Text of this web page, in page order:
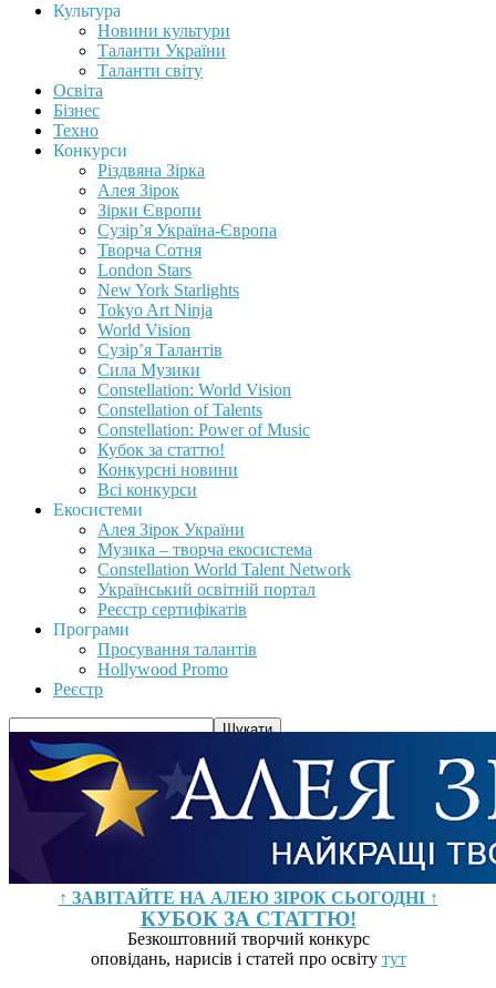
Культура
Новини культури
Таланти України
Таланти світу
Освіта
Бізнес
Техно
Конкурси
Різдвяна Зірка
Алея Зірок
Зірки Європи
Сузір’я Україна-Європа
Творча Сотня
London Stars
New York Starlights
Tokyo Art Ninja
World Vision
Сузір’я Талантів
Сила Музики
Constellation: World Vision
Constellation of Talents
Constellation: Power of Music
Кубок за статтю!
Конкурсні новини
Всі конкурси
Екосистеми
Алея Зірок України
Музика – творча екосистема
Constellation World Talent Network
Український освітній портал
Реєстр сертифікатів
Програми
Просування талантів
Hollywood Promo
Реєстр
↑ ЗАВІТАЙТЕ НА АЛЕЮ ЗІРОК СЬОГОДНІ ↑
КУБОК ЗА СТАТТЮ!
Безкоштовний творчий конкурс
оповідань, нарисів і статей про освіту тут